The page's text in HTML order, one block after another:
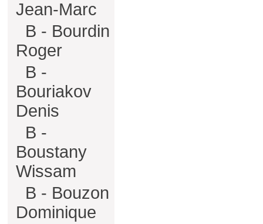
Jean-Marc
B - Bourdin
Roger
B -
Bouriakov
Denis
B -
Boustany
Wissam
B - Bouzon
Dominique